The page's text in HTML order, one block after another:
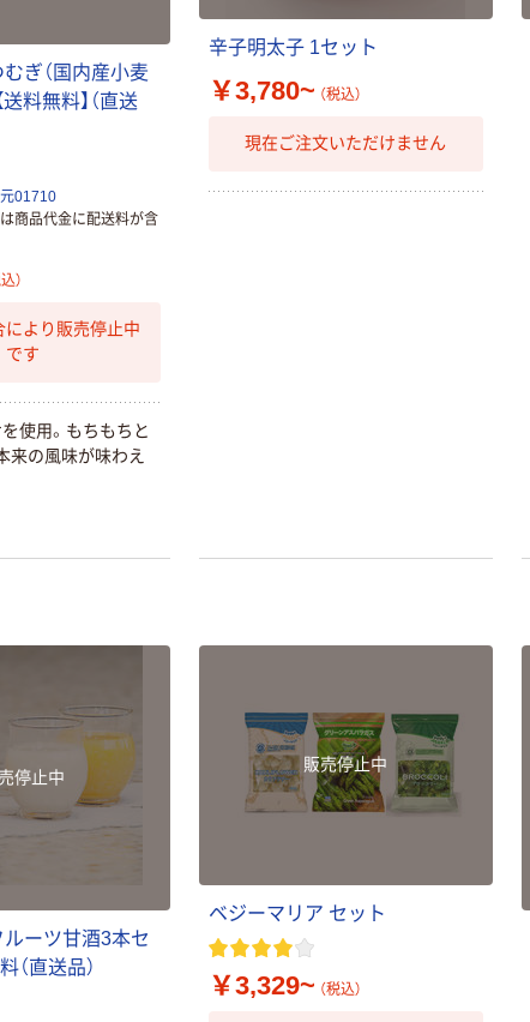
むぎ （ 国 内産小麦
【送料無料】 （直送
01710
商品代金に配送料が含
）
により販売停止中
です
を使用。 もちもち と
来の風味が味わえ
辛子明太子 1セ ッ ト
￥3,780~ （税込）
現在ご注文いただけません
停止中
ルーツ甘酒3本セ
料（直送品）
販売停止中
ベジーマ リ ア セ ッ ト
￥3,329~ （税込）
電池 北欧パッ
【ガムテープ】ア
カラ 厚さ